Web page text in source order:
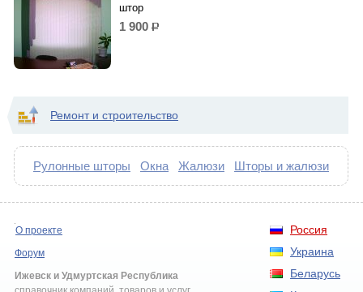
штор
1 900 р.
Ремонт и строительство
Рулонные шторы Окна Жалюзи Шторы и жалюзи
Россия
Украина
Беларусь
О проекте
Форум
Ижевск и Удмуртская Республика